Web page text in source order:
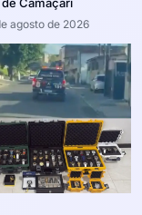
agosto de 2026